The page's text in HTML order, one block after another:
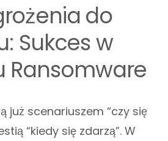
do
Sukces w
Ransomware
już scenariuszem “czy się
“kiedy się zdarzą”. W